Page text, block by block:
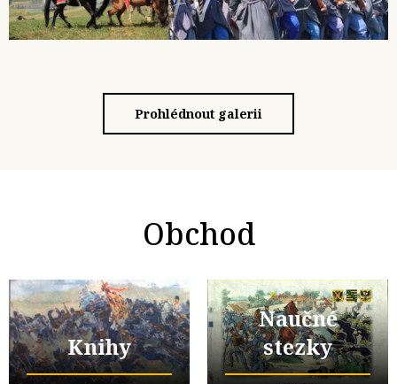
Prohlédnout galerii
Obchod
Knihy
Naučné
stezky